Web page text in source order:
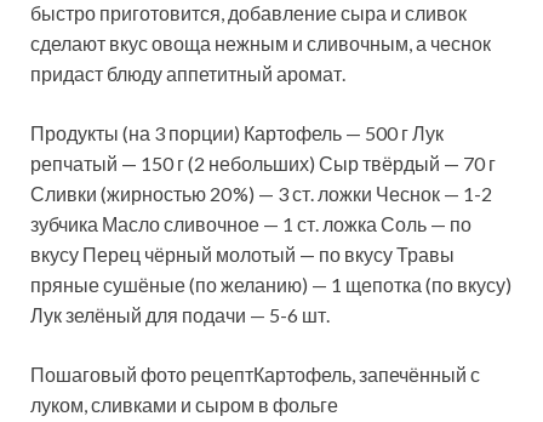
быстро приготовится, добавление сыра и сливок
сделают вкус овоща нежным и сливочным, а чеснок
придаст блюду аппетитный аромат.
Продукты (на 3 порции) Картофель — 500 г Лук
репчатый — 150 г (2 небольших) Сыр твёрдый — 70 г
Сливки (жирностью 20 %) — 3 ст. ложки Чеснок — 1-2
зубчика Масло сливочное — 1 ст. ложка Соль — по
вкусу Перец чёрный молотый — по вкусу Травы
пряные сушёные (по желанию) — 1 щепотка (по вкусу)
Лук зелёный для подачи — 5-6 шт.
Пошаговый фото рецептКартофель, запечённый с
луком, сливками и сыром в фольге